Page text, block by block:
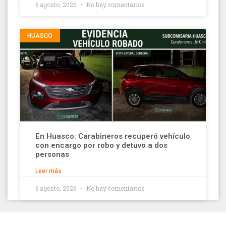
6 agosto, 2026 No hay comentarios
HUASCO
En Huasco: Carabineros recuperó vehículo
con encargo por robo y detuvo a dos
personas
Leer más
6 agosto, 2026 No hay comentarios